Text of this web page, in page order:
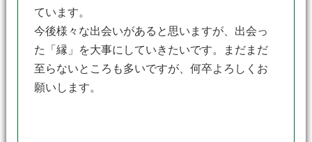
ています。
今後様々な出会いがあると思いますが、出会っ
た「縁」を大事にしていきたいです。まだまだ
至らないところも多いですが、何卒よろしくお
願いします。